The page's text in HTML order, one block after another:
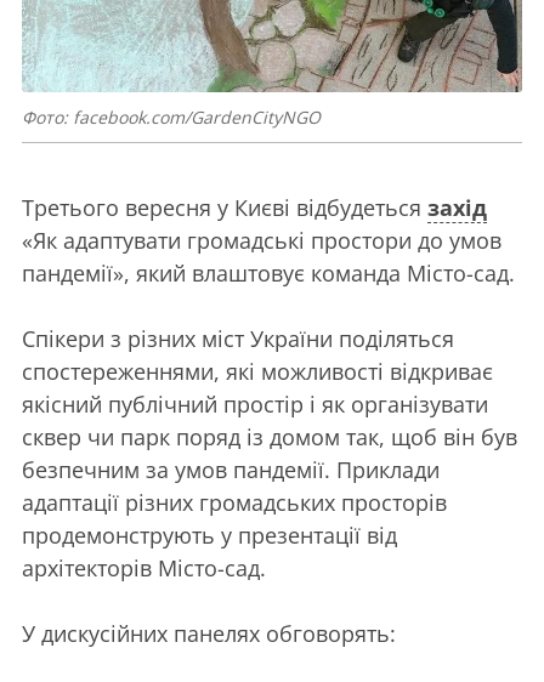
Фото: facebook.com/GardenCityNGO
Третього вересня у Києві відбудеться захід
«Як адаптувати громадські простори до умов
пандемії», який влаштовує команда Місто-сад.
Спікери з різних міст України поділяться
спостереженнями, які можливості відкриває
якісний публічний простір і як організувати
сквер чи парк поряд із домом так, щоб він був
безпечним за умов пандемії. Приклади
адаптації різних громадських просторів
продемонструють у презентації від
архітекторів Місто-сад.
У дискусійних панелях обговорять: